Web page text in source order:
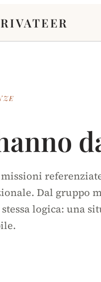
Dal gruppo
stessa logica: una